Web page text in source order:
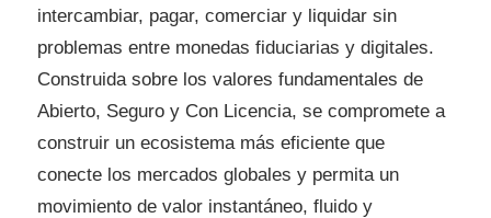
intercambiar, pagar, comerciar y liquidar sin
problemas entre monedas fiduciarias y digitales.
Construida sobre los valores fundamentales de
Abierto, Seguro y Con Licencia, se compromete a
construir un ecosistema más eficiente que
conecte los mercados globales y permita un
movimiento de valor instantáneo, fluido y